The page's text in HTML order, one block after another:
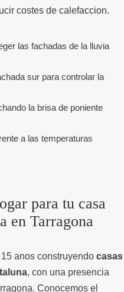
costes de calefaccion.
las fachadas de la lluvia
sur para controlar la
la brisa de poniente
a las temperaturas
para tu casa
en Tarragona
anos construyendo casas
, con una presencia
Conocemos el